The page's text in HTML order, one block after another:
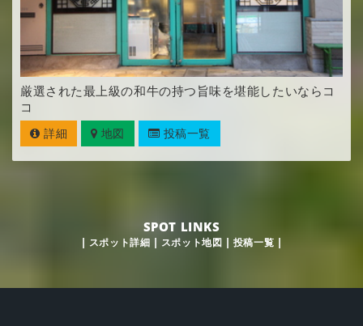
厳選された最上級の和牛の持つ旨味を堪能したいならコ
コ
詳細 地図 投稿一覧
SPOT LINKS
| スポット詳細 | スポット地図 | 投稿一覧 |